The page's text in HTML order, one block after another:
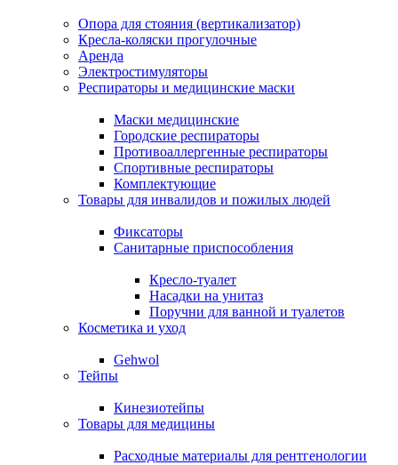
Опора для стояния (вертикализатор)
Кресла-коляски прогулочные
Аренда
Электростимуляторы
Респираторы и медицинские маски
Маски медицинские
Городские респираторы
Противоаллергенные респираторы
Спортивные респираторы
Комплектующие
Товары для инвалидов и пожилых людей
Фиксаторы
Санитарные приспособления
Кресло-туалет
Насадки на унитаз
Поручни для ванной и туалетов
Косметика и уход
Gehwol
Тейпы
Кинезиотейпы
Товары для медицины
Расходные материалы для рентгенологии